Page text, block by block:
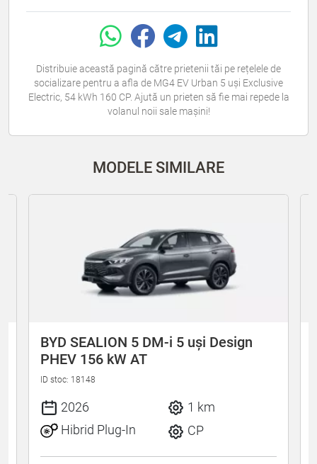
Distribuie această pagină către prietenii tăi pe rețelele de
socializare pentru a afla de MG4 EV Urban 5 uși Exclusive
Electric, 54 kWh 160 CP. Ajută un prieten să fie mai repede la
volanul noii sale mașini!
MODELE SIMILARE
BYD SEALION 5 DM-i 5 uși Design
PHEV 156 kW AT
ID stoc: 18148
2026
1 km
Hibrid Plug-In
CP